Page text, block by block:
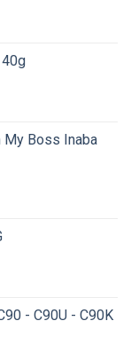
My Boss Inaba
- C90U - C90K